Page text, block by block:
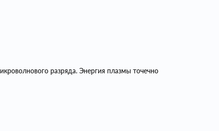
разряда. Энергия плазмы точечно